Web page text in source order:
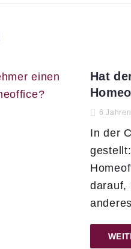
Hat
6
In der
darauf,